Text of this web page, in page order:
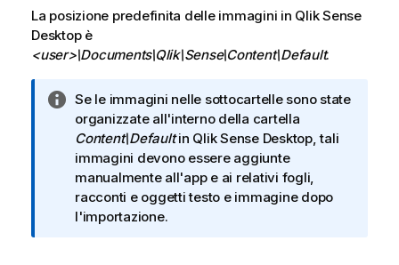
i
s
u
e
r
i
m
e
n
t
La posizione predefinita delle immagini in Qlik Sense
Desktopè
<user>\Documents\Qlik\Sense\Content\Default.
N
o
t
a
i
n
f
Se le immagini nelle sottocartelle sono state
organizzate all'interno della cartella
Content\Defaultin Qlik Sense Desktop, tali
immagini devono essere aggiunte
manualmente all'app e ai relativi fogli,
racconti e oggetti testo e immagine dopo
l'importazione.